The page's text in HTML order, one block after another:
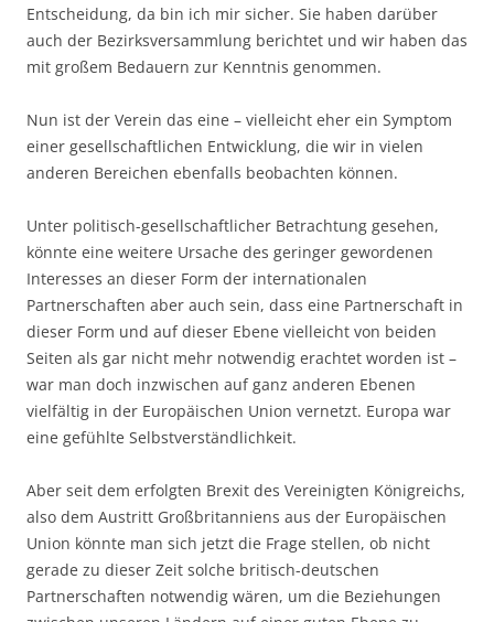
Entscheidung, da bin ich mir sicher. Sie haben darüber
auch der Bezirksversammlung berichtet und wir haben das
mit großem Bedauern zur Kenntnis genommen.
Nun ist der Verein das eine – vielleicht eher ein Symptom
einer gesellschaftlichen Entwicklung, die wir in vielen
anderen Bereichen ebenfalls beobachten können.
Unter politisch-gesellschaftlicher Betrachtung gesehen,
könnte eine weitere Ursache des geringer gewordenen
Interesses an dieser Form der internationalen
Partnerschaften aber auch sein, dass eine Partnerschaft in
dieser Form und auf dieser Ebene vielleicht von beiden
Seiten als gar nicht mehr notwendig erachtet worden ist –
war man doch inzwischen auf ganz anderen Ebenen
vielfältig in der Europäischen Union vernetzt. Europa war
eine gefühlte Selbstverständlichkeit.
Aber seit dem erfolgten Brexit des Vereinigten Königreichs,
also dem Austritt Großbritanniens aus der Europäischen
Union könnte man sich jetzt die Frage stellen, ob nicht
gerade zu dieser Zeit solche britisch-deutschen
Partnerschaften notwendig wären, um die Beziehungen